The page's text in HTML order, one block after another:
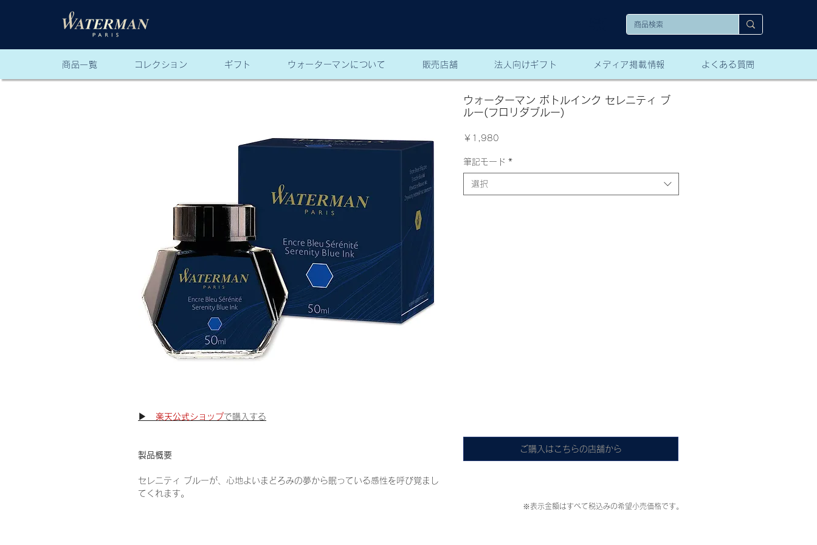
商品一覧 コレクション ギフト ウォーターマンについて 販売店舗 法人向けギフト メディア掲載情報 よくある質問
▶ 楽天公式ショップ で購入する
製品概要
セレニティ ブルーが、心地よいまどろみの夢から眠っている感性を呼び覚まし
てくれます。
ウォーターマン ボトルインク セレニティ ブ
ルー(フロリダブルー)
￥1,980
筆記モード *
選択
ご購入はこちらの店舗から
※表示金額はすべて税込みの希望小売価格です。